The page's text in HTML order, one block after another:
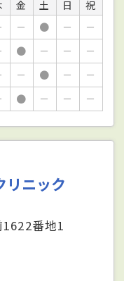
金 土 日
祝
－ ● －
－
● － －
－
－ ● －
－
● － － －
リニック
番地1